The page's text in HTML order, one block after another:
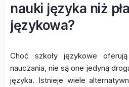
nauki języka niż
językowa?
Choć szkoły językowe
nauczania, nie są one jedyną
języka. Istnieje wiele